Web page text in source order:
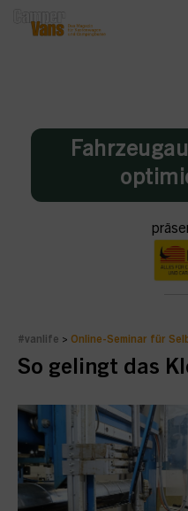
#vanlife > Online-Seminar für
So gelingt das